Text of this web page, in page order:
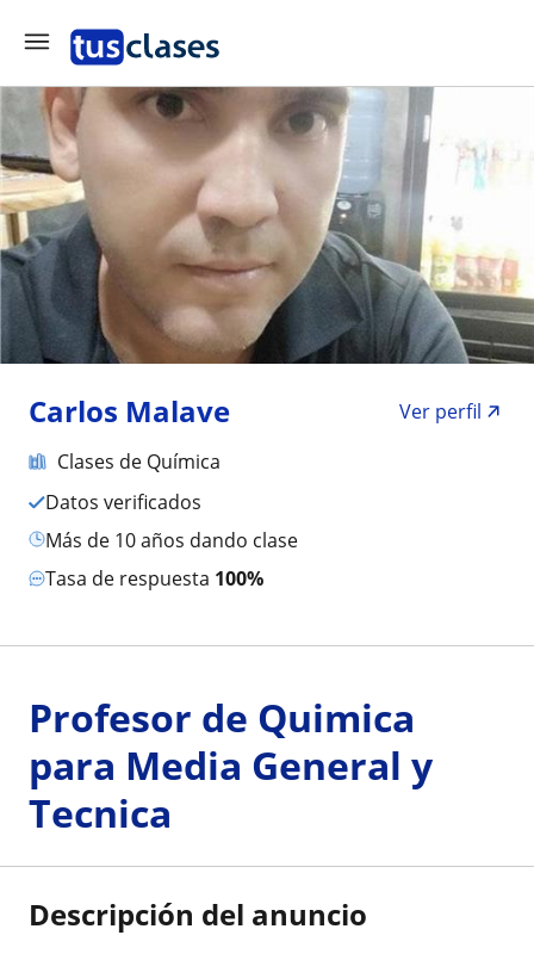
Carlos Malave
Ver perfil
Clases de Química
Datos verificados
más de 10 años dando clase
Tasa de respuesta 100%
Profesor de Quimica
para Media General y
Tecnica
Descripción del anuncio